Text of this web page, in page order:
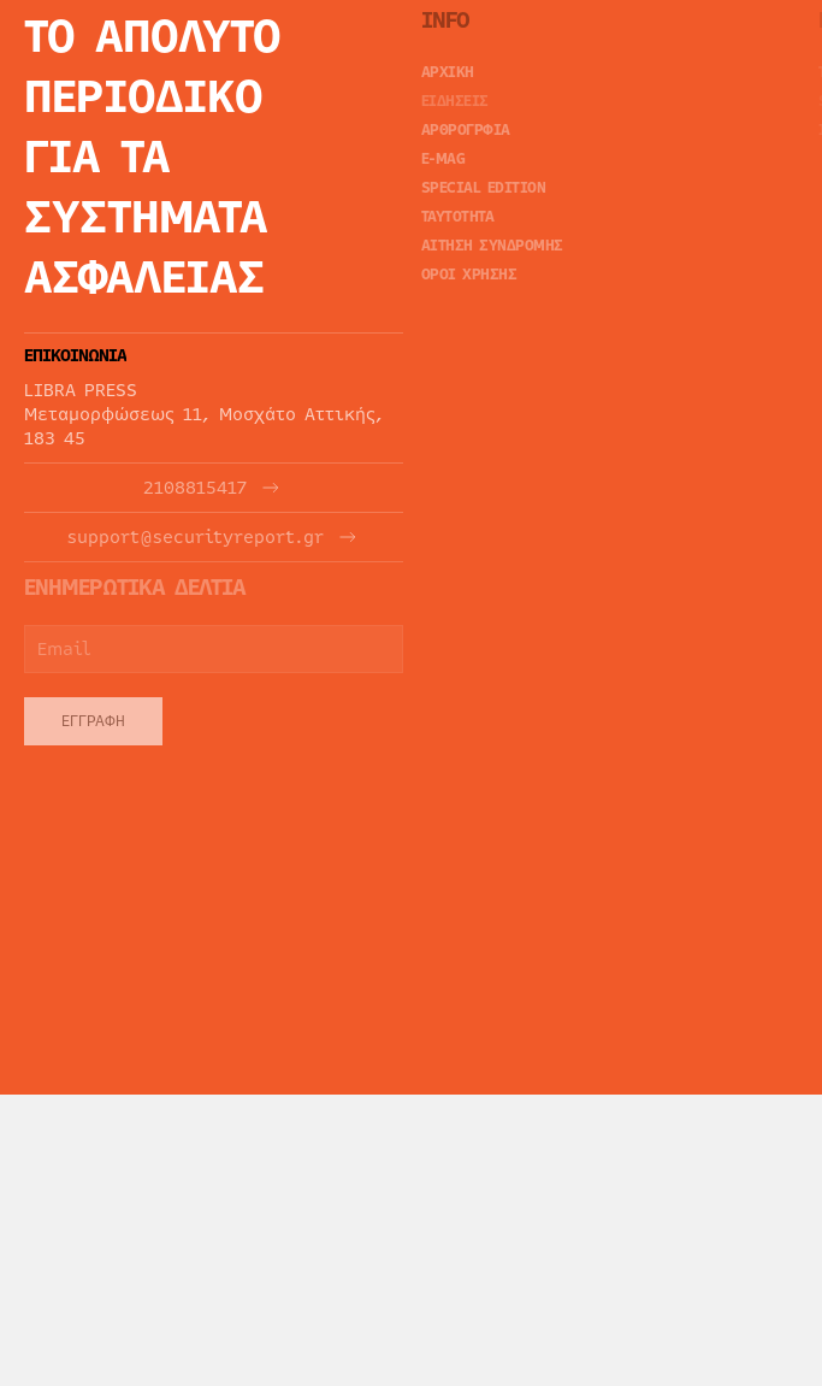
ΤΟ ΑΠΟΛΥΤΟ
ΠΕΡΙΟΔΙΚΟ
ΓΙΑ ΤΑ
ΣΥΣΤΗΜΑΤΑ
ΑΣΦΑΛΕΙΑΣ
ΕΠΙΚΟΙΝΩΝΙΑ
LIBRA PRESS
Μεταμορφώσεως 11, Μοσχάτο Αττικής,
183 45
2108815417
support@securityreport.gr
ΕΝΗΜΕΡΩΤΙΚΑ ΔΕΛΤΙΑ
ΕΓΓΡΑΦΉ
INFO
ΑΡΧΙΚΗ
ΕΙΔΗΣΕΙΣ
ΑΡΘΡΟΓΡΦΙΑ
E-MAG
SPECIAL EDITION
ΤΑΥΤΟΤΗΤΑ
ΑΙΤΗΣΗ ΣΥΝΔΡΟΜΗΣ
ΟΡΟΙ ΧΡΗΣΗΣ